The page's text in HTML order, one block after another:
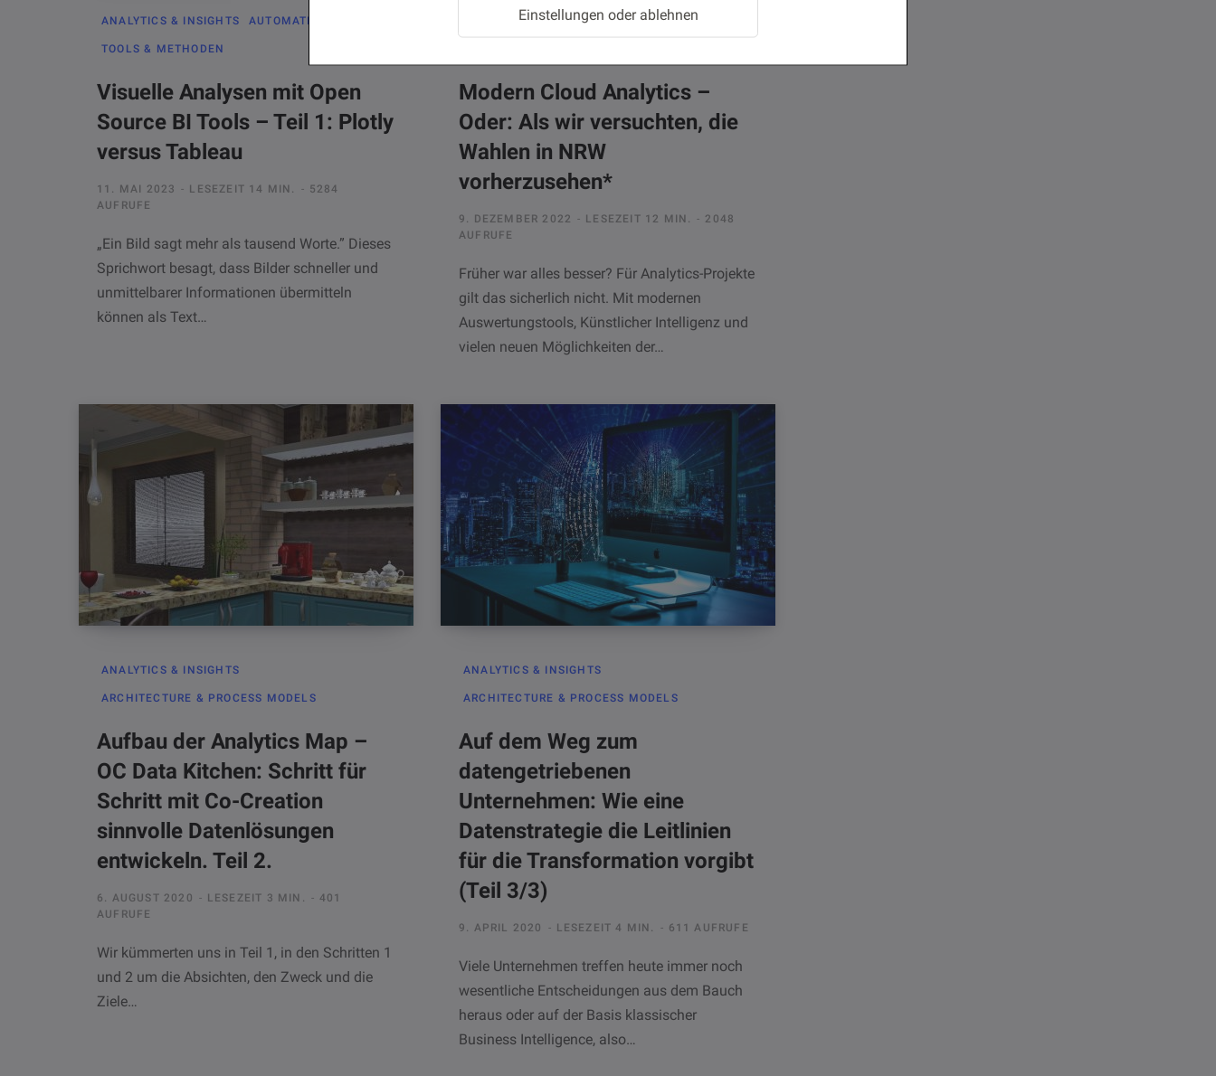
Einstellungen oder ablehnen
ANALYTICS & INSIGHTS AUTOMATION
TOOLS & METHODEN
Visuelle Analysen mit Open
Source BI Tools – Teil 1: Plotly
versus Tableau
11. MAI 2023 LESEZEIT 14 MIN.
5284
AUFRUFE
„Ein Bild sagt mehr als tausend Worte.” Dieses
Sprichwort besagt, dass Bilder schneller und
unmittelbarer Informationen übermitteln
können als Text…
AI & DATA SCIENCE ANALYTICS & INSIGHTS
Modern Cloud Analytics –
Oder: Als wir versuchten, die
Wahlen in NRW
vorherzusehen*
9. DEZEMBER 2022 LESEZEIT 12 MIN.
2048
AUFRUFE
Früher war alles besser? Für Analytics-Projekte
gilt das sicherlich nicht. Mit modernen
Auswertungstools, Künstlicher Intelligenz und
vielen neuen Möglichkeiten der…
ANALYTICS & INSIGHTS
ARCHITECTURE & PROCESS MODELS
Aufbau der Analytics Map –
OC Data Kitchen: Schritt für
Schritt mit Co-Creation
sinnvolle Datenlösungen
entwickeln. Teil 2.
6. AUGUST 2020 LESEZEIT 3 MIN.
401
AUFRUFE
Wir kümmerten uns in Teil 1, in den Schritten 1
und 2 um die Absichten, den Zweck und die
Ziele…
ANALYTICS & INSIGHTS
ARCHITECTURE & PROCESS MODELS
Auf dem Weg zum
datengetriebenen
Unternehmen: Wie eine
Datenstrategie die Leitlinien
für die Transformation vorgibt
(Teil 3/3)
9. APRIL 2020 LESEZEIT 4 MIN. 611 AUFRUFE
Viele Unternehmen treffen heute immer noch
wesentliche Entscheidungen aus dem Bauch
heraus oder auf der Basis klassischer
Business Intelligence, also…